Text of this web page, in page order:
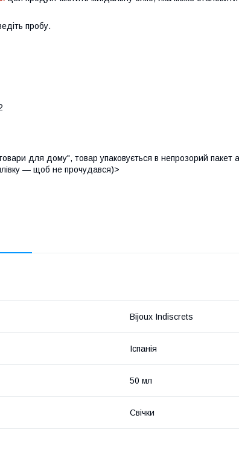
пробу.
для дому", товар упаковується в непрозорий пакет
— щоб не прочудався)>
Bijoux Indiscrets
Іспанія
50 мл
Свічки